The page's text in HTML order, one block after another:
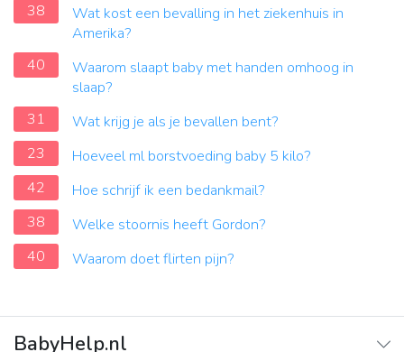
38
Wat kost een bevalling in het ziekenhuis in
Amerika?
40
Waarom slaapt baby met handen omhoog in
slaap?
31
Wat krijg je als je bevallen bent?
23
Hoeveel ml borstvoeding baby 5 kilo?
42
Hoe schrijf ik een bedankmail?
38
Welke stoornis heeft Gordon?
40
Waarom doet flirten pijn?
BabyHelp.nl